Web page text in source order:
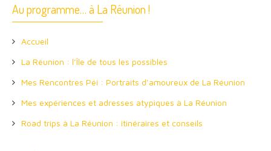
Au programme… à La Réunion !
Accueil
La Réunion : l’Île de tous les possibles
Mes Rencontres Péi : Portraits d’amoureux de La Réunion
Mes expériences et adresses atypiques à La Réunion
Road trips à La Réunion : itinéraires et conseils